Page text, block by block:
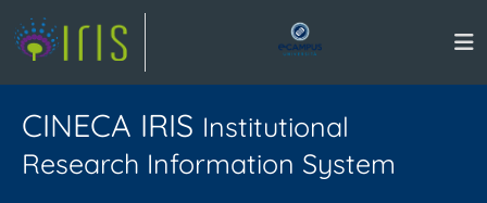
CINECA IRIS Institutional
Research Information System